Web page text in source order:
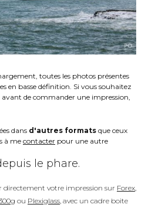
toutes les photos présentes
en basse définition. Si vous souhaitez
de commander une impression,
dans d'autres formats que ceux
à me contacter pour une autre
le phare.
directement votre impression sur Forex
ou Plexiglass , avec un cadre boite